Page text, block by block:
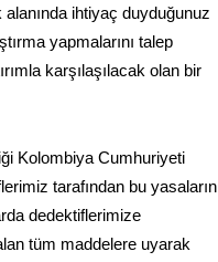
ihtiyaç duyduğunuz
yapmalarını talep
karşılaşılacak olan bir
Kolombiya Cumhuriyeti
tarafından bu yasaların
dedektiflerimize
tüm maddelere uyarak